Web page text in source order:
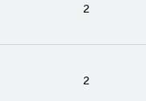
2
2